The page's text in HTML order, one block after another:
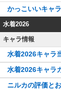
かっこいいキャ
水着2026
キャラ情報
水着2026キャラ
水着2026キャラ
ニルカの評価と